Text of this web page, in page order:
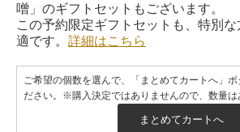
噌」のギフトセットもございます。
この予約限定ギフトセットも、特別
適です。 詳細はこちら
ご希望の個数を選んで、「まとめてカートへ」ボ
ださい。※購入決定ではありませんので、数量は